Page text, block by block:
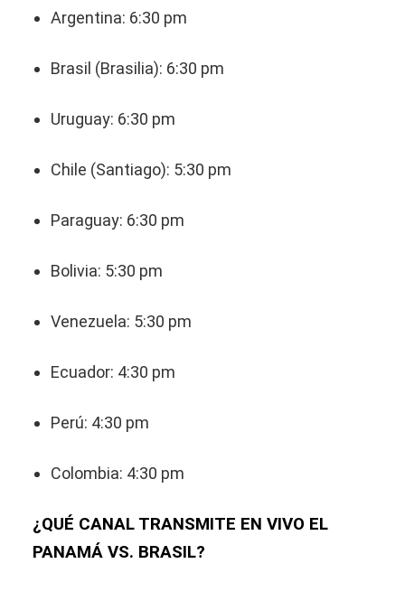
Argentina: 6:30 pm
Brasil (Brasilia): 6:30 pm
Uruguay: 6:30 pm
Chile (Santiago): 5:30 pm
Paraguay: 6:30 pm
Bolivia: 5:30 pm
Venezuela: 5:30 pm
Ecuador: 4:30 pm
Perú: 4:30 pm
Colombia: 4:30 pm
¿QUÉ CANAL TRANSMITE EN VIVO EL
PANAMÁ VS. BRASIL?